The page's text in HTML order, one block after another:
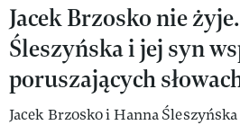
Jacek Brzosko nie
Śleszyńska i jej syn
poruszających
Jacek Brzosko i Hanna